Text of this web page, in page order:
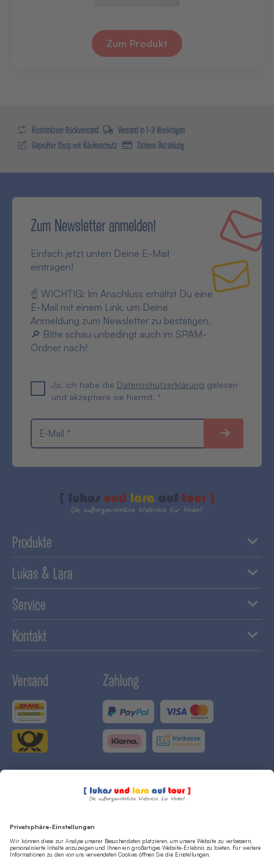
Zum Produkt
Kostenloser Rückversand
Geprüfter Shop mit Käuferschutz
Sichere Bezahlung
Versand in 1-3 Werktagen
Produkte
Lukas & Lara
Service
Kontakt
Versand Zahlung
Zum Newsletter anmelden!
Einfach jetzt unten Deine E-Mail
eintragen!
☝ WICHTIG: Im Anschluss erhältst Du eine
E-Mail mit einem Link, um Deine
Anmeldung zum Newsletter zu bestätigen.
🔎 Bitte schau unbedingt auch im SPAM-
Ordner nach!
E-Mail *
Ja, ich habe die Datenschutzerklärung gelesen
und akzeptiere sie hiermit. *